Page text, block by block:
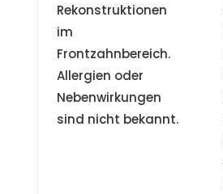
Rekonstruktionen
im
Frontzahnbereich.
Allergien oder
Nebenwirkungen
sind nicht bekannt.